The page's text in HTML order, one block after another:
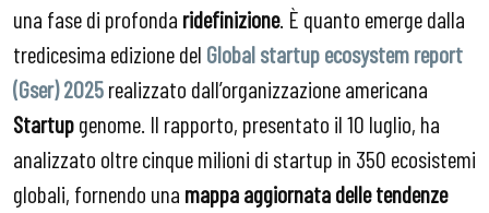
una fase di profonda ridefinizione. È quanto emerge dalla
tredicesima edizione del Global startup ecosystem report
(Gser) 2025realizzato dall’organizzazione americana
Startupgenome. Il rapporto, presentato il 10 luglio, ha
analizzato oltre cinque milioni di startup in 350 ecosistemi
globali, fornendo una mappa aggiornata delle tendenze